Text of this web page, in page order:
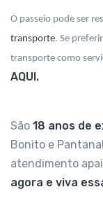
O passeio pode ser
transporte. Se
transporte como
AQUI.
São 18 anos de
Bonito e
atendimento
agora e viva